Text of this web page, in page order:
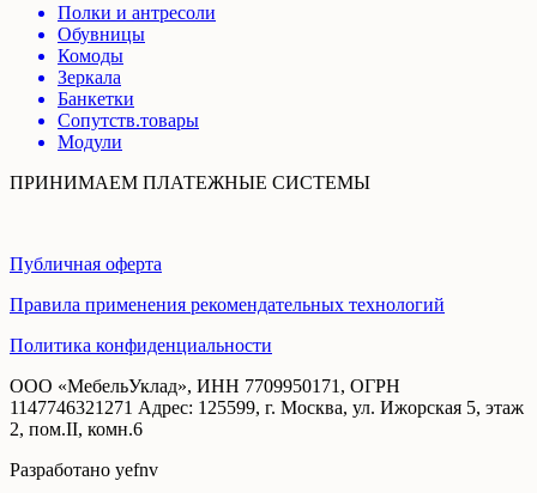
Полки и антресоли
Обувницы
Комоды
Зеркала
Банкетки
Сопутств.товары
Модули
ПРИНИМАЕМ ПЛАТЕЖНЫЕ СИСТЕМЫ
Публичная оферта
Правила применения рекомендательных технологий
Политика конфиденциальности
ООО «МебельУклад», ИНН 7709950171, ОГРН
1147746321271 Адрес: 125599, г. Москва, ул. Ижорская 5, этаж
2, пом.II, комн.6
Разработано yefnv